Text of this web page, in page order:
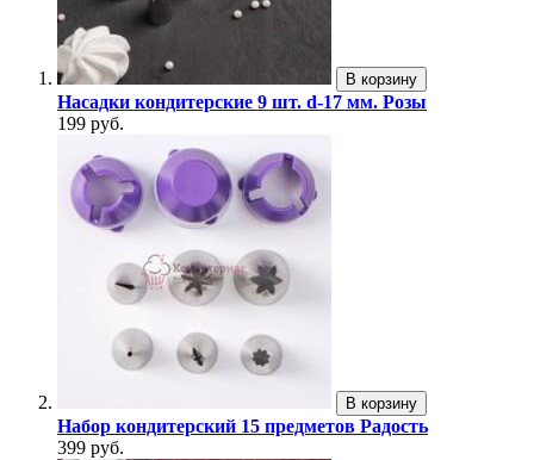
В корзину
Насадки кондитерские 9 шт. d-17 мм. Розы
199 руб.
В корзину
Набор кондитерский 15 предметов Радость
399 руб.